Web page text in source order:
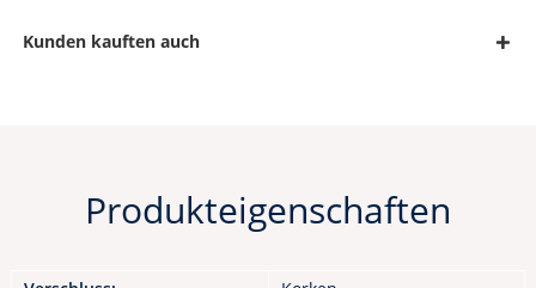
Kunden kauften auch
Produkteigenschaften